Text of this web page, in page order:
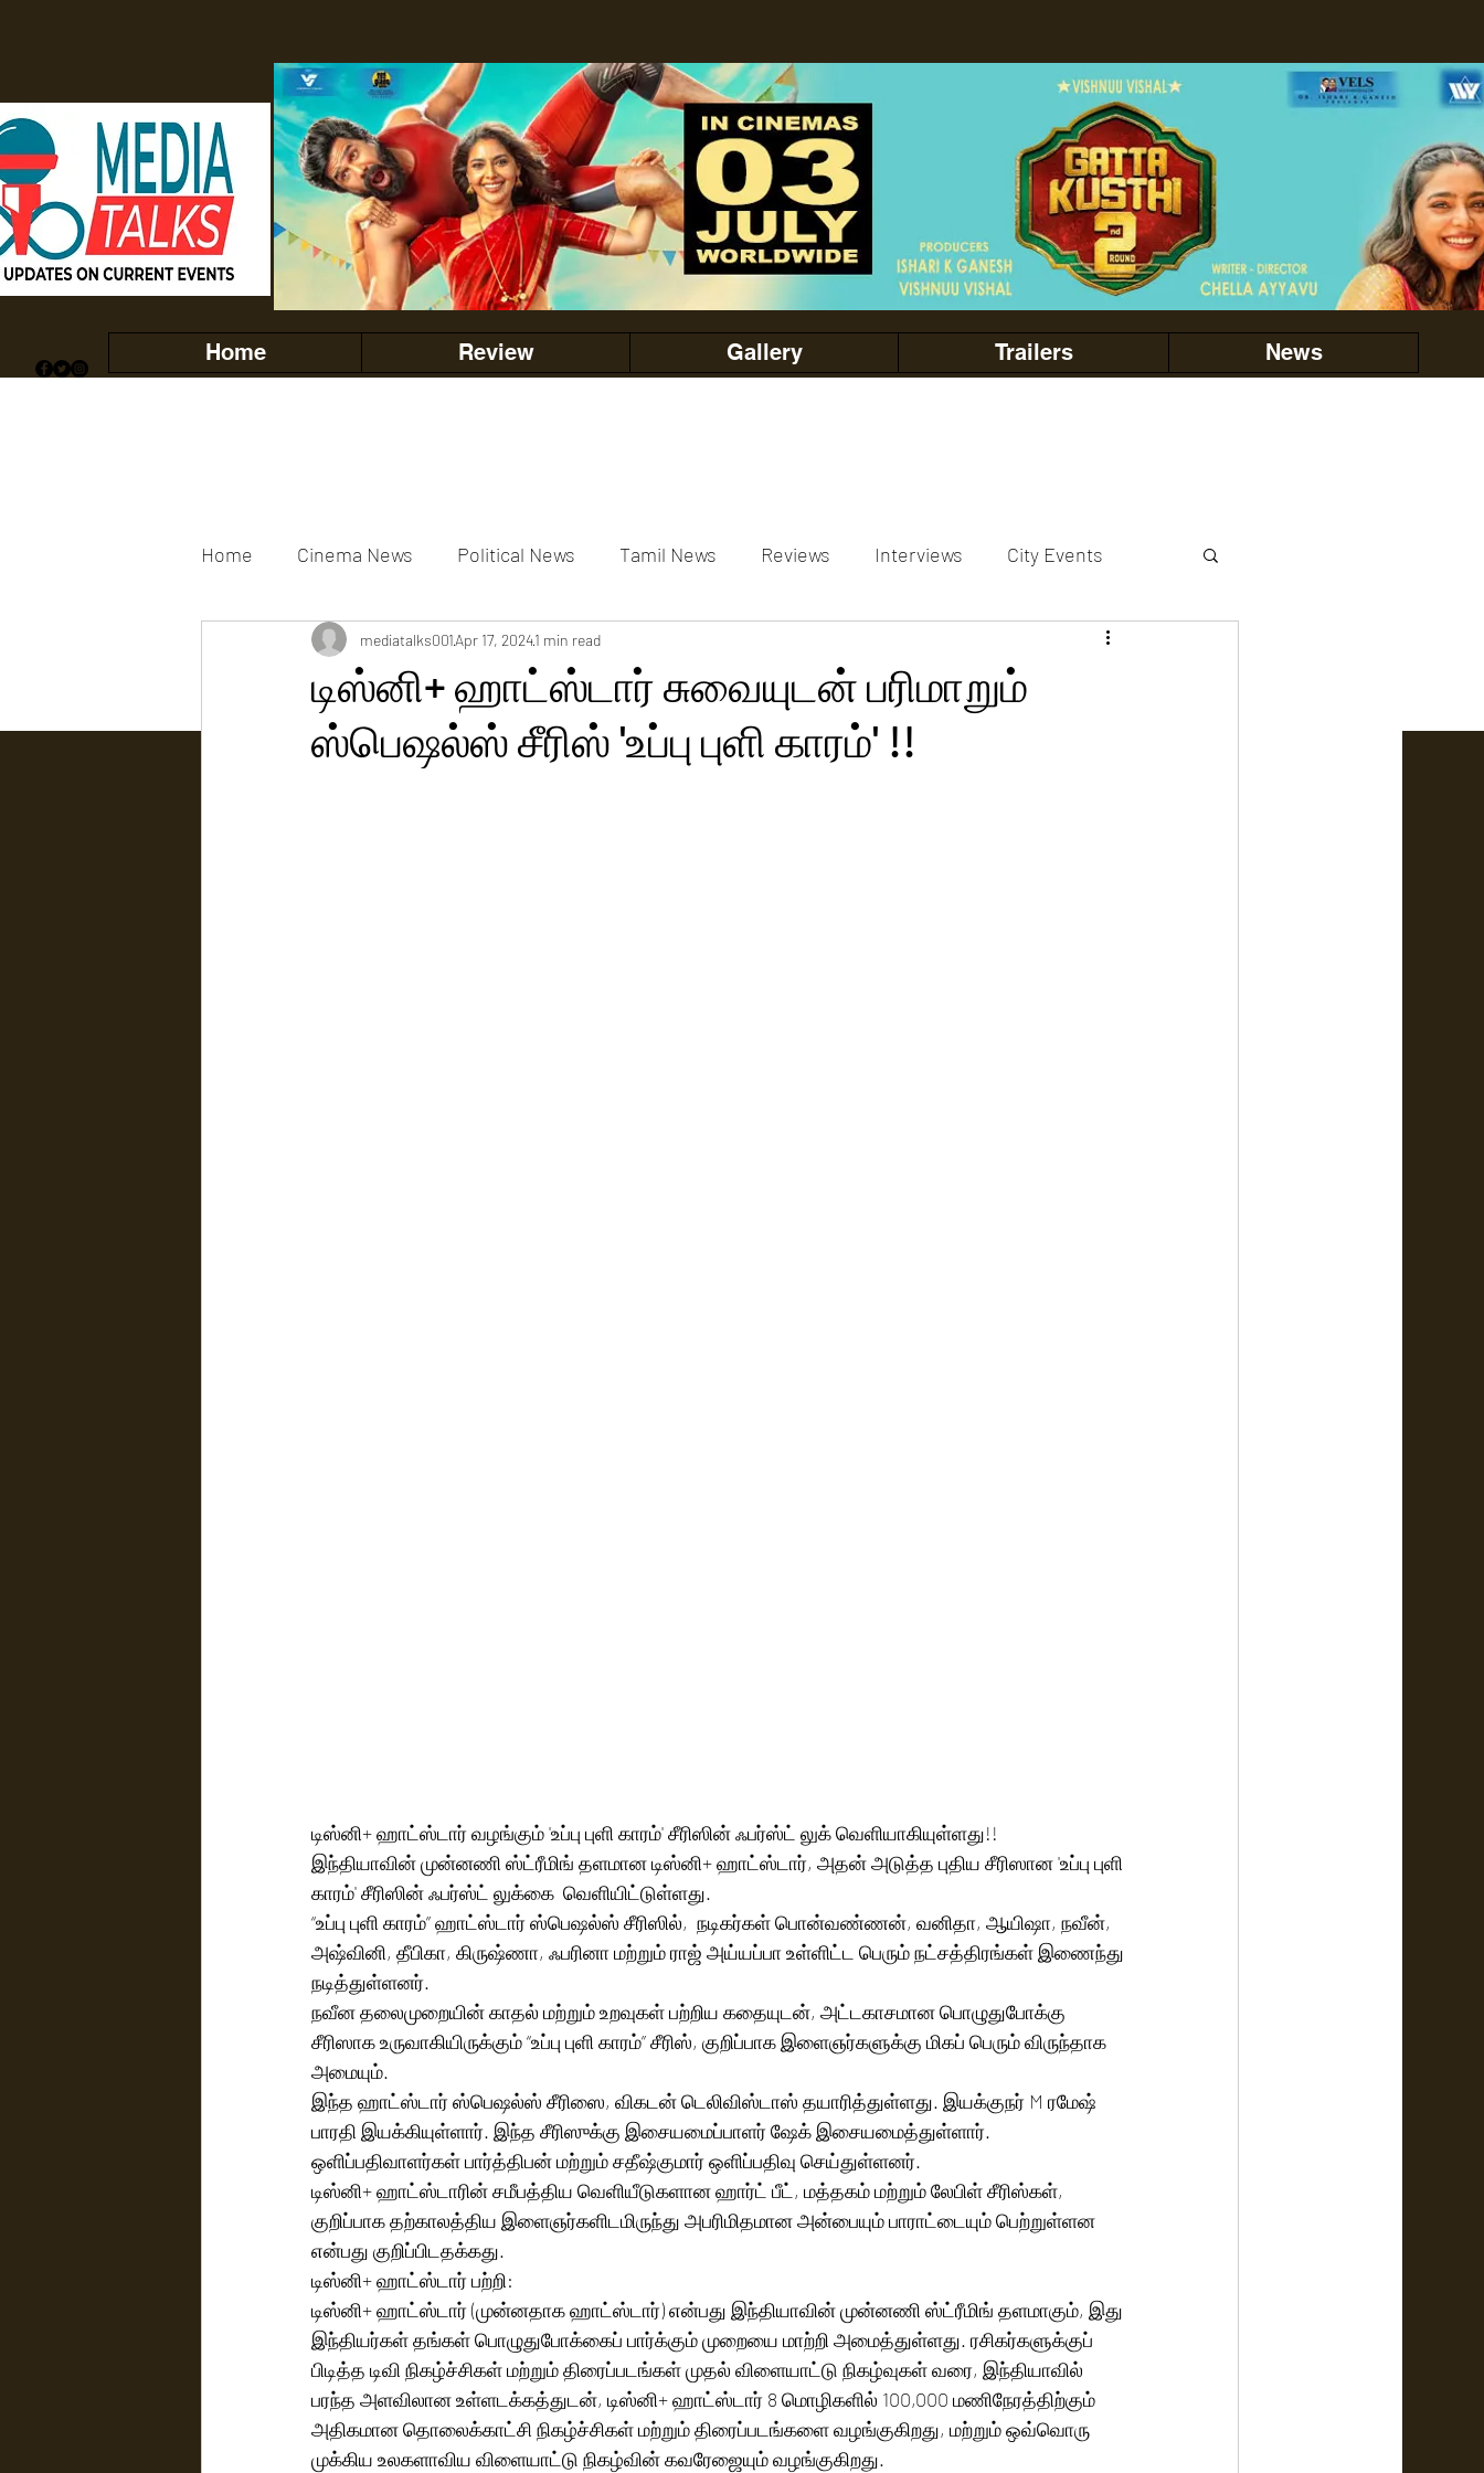
Home Review Gallery Trailers News
Home Cinema News Political News Tamil News Reviews Interviews City Events
Movies Gallery Actress Gallery Events Gallery actors gallery
டிஸ்னி+ ஹாட்ஸ்டார் சுவையுடன் பரிமாறும்
ஸ்பெஷல்ஸ் சீரிஸ் 'உப்பு புளி காரம்' !!
mediatalks001Apr 17, 20241 min read
டிஸ்னி+ ஹாட்ஸ்டார் வழங்கும் 'உப்பு புளி காரம்' சீரிஸின் ஃபர்ஸ்ட் லுக் வெளியாகியுள்ளது!!
இந்தியாவின் முன்னணி ஸ்ட்ரீமிங் தளமான டிஸ்னி+ ஹாட்ஸ்டார், அதன் அடுத்த புதிய சீரிஸான 'உப்பு புளி
காரம்' சீரிஸின் ஃபர்ஸ்ட் லுக்கை  வெளியிட்டுள்ளது.
“உப்பு புளி காரம்” ஹாட்ஸ்டார் ஸ்பெஷல்ஸ் சீரிஸில்,  நடிகர்கள் பொன்வண்ணன், வனிதா, ஆயிஷா, நவீன்,
அஷ்வினி, தீபிகா, கிருஷ்ணா, ஃபரினா மற்றும் ராஜ் அய்யப்பா உள்ளிட்ட பெரும் நட்சத்திரங்கள் இணைந்து
நடித்துள்ளனர்.
நவீன தலைமுறையின் காதல் மற்றும் உறவுகள் பற்றிய கதையுடன், அட்டகாசமான பொழுதுபோக்கு
சீரிஸாக உருவாகியிருக்கும் “உப்பு புளி காரம்” சீரிஸ், குறிப்பாக இளைஞர்களுக்கு மிகப் பெரும் விருந்தாக
அமையும்.
இந்த ஹாட்ஸ்டார் ஸ்பெஷல்ஸ் சீரிஸை, விகடன் டெலிவிஸ்டாஸ் தயாரித்துள்ளது. இயக்குநர் M ரமேஷ்
பாரதி இயக்கியுள்ளார். இந்த சீரிஸுக்கு இசையமைப்பாளர் ஷேக் இசையமைத்துள்ளார்.
ஒளிப்பதிவாளர்கள் பார்த்திபன் மற்றும் சதீஷ்குமார் ஒளிப்பதிவு செய்துள்ளனர்.
டிஸ்னி+ ஹாட்ஸ்டாரின் சமீபத்திய வெளியீடுகளான ஹார்ட் பீட், மத்தகம் மற்றும் லேபிள் சீரிஸ்கள்,
குறிப்பாக தற்காலத்திய இளைஞர்களிடமிருந்து அபரிமிதமான அன்பையும் பாராட்டையும் பெற்றுள்ளன
என்பது குறிப்பிடதக்கது.
டிஸ்னி+ ஹாட்ஸ்டார் பற்றி:
டிஸ்னி+ ஹாட்ஸ்டார் (முன்னதாக ஹாட்ஸ்டார்) என்பது இந்தியாவின் முன்னணி ஸ்ட்ரீமிங் தளமாகும், இது
இந்தியர்கள் தங்கள் பொழுதுபோக்கைப் பார்க்கும் முறையை மாற்றி அமைத்துள்ளது. ரசிகர்களுக்குப்
பிடித்த டிவி நிகழ்ச்சிகள் மற்றும் திரைப்படங்கள் முதல் விளையாட்டு நிகழ்வுகள் வரை, இந்தியாவில்
பரந்த அளவிலான உள்ளடக்கத்துடன், டிஸ்னி+ ஹாட்ஸ்டார் 8 மொழிகளில் 100,000 மணிநேரத்திற்கும்
அதிகமான தொலைக்காட்சி நிகழ்ச்சிகள் மற்றும் திரைப்படங்களை வழங்குகிறது, மற்றும் ஒவ்வொரு
முக்கிய உலகளாவிய விளையாட்டு நிகழ்வின் கவரேஜையும் வழங்குகிறது.